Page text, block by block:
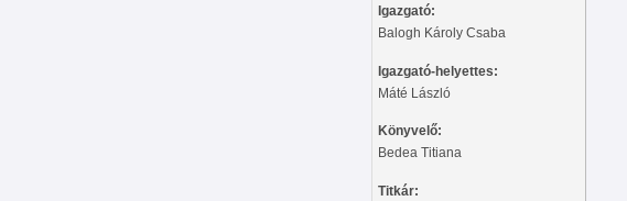
Igazgató:
Balogh Károly Csaba
Igazgató-helyettes:
Máté László
Könyvelő:
Bedea Titiana
Titkár: